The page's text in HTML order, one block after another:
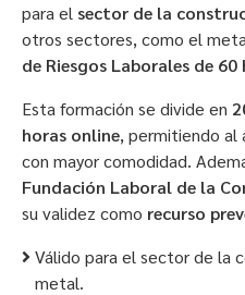
para el sector de la
otros sectores, como el
de Riesgos Laborales de 60
Esta formación se divide en
horas online, permitiendo al
con mayor comodidad.
Fundación Laboral de la
su validez como recurso
Válido para el sector de la
metal.